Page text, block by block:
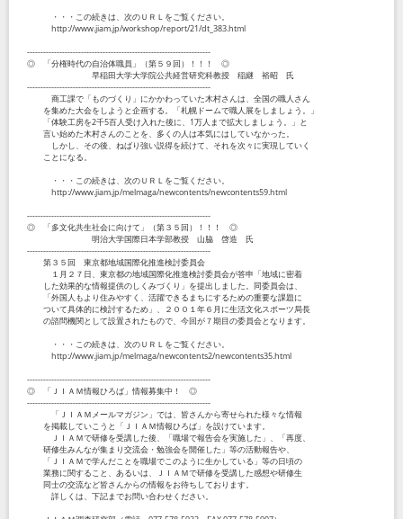
・・・この続きは、次のＵＲＬをご覧ください。
http://www.jiam.jp/workshop/report/21/dt_383.html
--------------------------------------------------------------------
◎ 「分権時代の自治体職員」（第５９回）！！！ ◎
早稲田大学大学院公共経営研究科教授 稲継 裕昭 氏
--------------------------------------------------------------------
商工課で「ものづくり」にかかわっていた木村さんは、全国の職人さん
を集めた大会をしようと企画する。「札幌ドームで職人展をしましょう。」
「体験工房を2千5百人受け入れた後に、1万人まで拡大しましょう。」と
言い始めた木村さんのことを、多くの人は本気にはしていなかった。
しかし、その後、ねばり強い説得を続けて、それを次々に実現していく
ことになる。
・・・この続きは、次のＵＲＬをご覧ください。
http://www.jiam.jp/melmaga/newcontents/newcontents59.html
--------------------------------------------------------------------
◎ 「多文化共生社会に向けて」（第３５回）！！！ ◎
明治大学国際日本学部教授 山脇 啓造 氏
--------------------------------------------------------------------
第３５回 東京都地域国際化推進検討委員会
１月２７日、東京都の地域国際化推進検討委員会が答申「地域に密着
した効果的な情報提供のしくみづくり」を提出しました。同委員会は、
「外国人もより住みやすく、活躍できるまちにするための重要な課題に
ついて具体的に検討するため」、２００１年６月に生活文化スポーツ局長
の諮問機関として設置されたもので、今回が７期目の委員会となります。
・・・この続きは、次のＵＲＬをご覧ください。
http://www.jiam.jp/melmaga/newcontents2/newcontents35.html
--------------------------------------------------------------------
◎ 「ＪＩＡＭ情報ひろば」情報募集中！ ◎
--------------------------------------------------------------------
「ＪＩＡＭメールマガジン」では、皆さんから寄せられた様々な情報
を掲載していこうと「ＪＩＡＭ情報ひろば」を設けています。
ＪＩＡＭで研修を受講した後、「職場で報告会を実施した」、「再度、
研修生みんなが集まり交流会・勉強会を開催した」等の活動報告や、
「ＪＩＡＭで学んだことを職場でこのように生かしている」等の日頃の
業務に関すること、あるいは、ＪＩＡＭで研修を受講した感想や研修生
同士の交流など皆さんからの情報をお待ちしております。
詳しくは、下記までお問い合わせください。